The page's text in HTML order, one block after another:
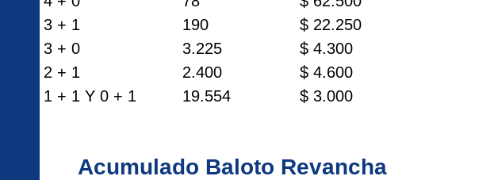
3 + 1
190 $ 22.250
3 + 0
3.225 $ 4.300
2 + 1
2.400 $ 4.600
1 + 1 Y 0 + 1
19.554 $ 3.000
Acumulado Baloto Revancha